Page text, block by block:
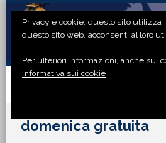
Passa
primaria
Passa
principale
Passa
laterale
Passa
di
domenica gratuita
Privacy e cookie: questo sito
questo sito web, acconsenti al loro
Per ulteriori informazioni, anche sul
Informativa sui cookie